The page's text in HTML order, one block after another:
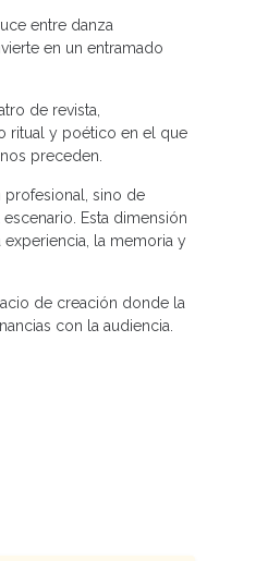
entre danza
en un entramado
de revista,
ritual y poético en el que
preceden.
profesional, sino de
Esta dimensión
la memoria y
de creación donde la
con la audiencia.